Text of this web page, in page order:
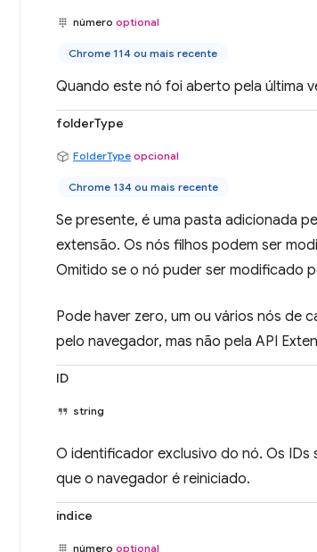
número optional
Chrome 114 ou mais recente
Quando este nó foi aberto pela última
folderType
FolderType opcional
Chrome 134 ou mais recente
Se presente, é uma pasta adicionada
extensão. Os nós filhos podem ser
Omitido se o nó puder ser modificado
Pode haver zero, um ou vários nós de
pelo navegador, mas não pela API
ID
string
O identificador exclusivo do nó. Os IDs
que o navegador é reiniciado.
índice
número optional